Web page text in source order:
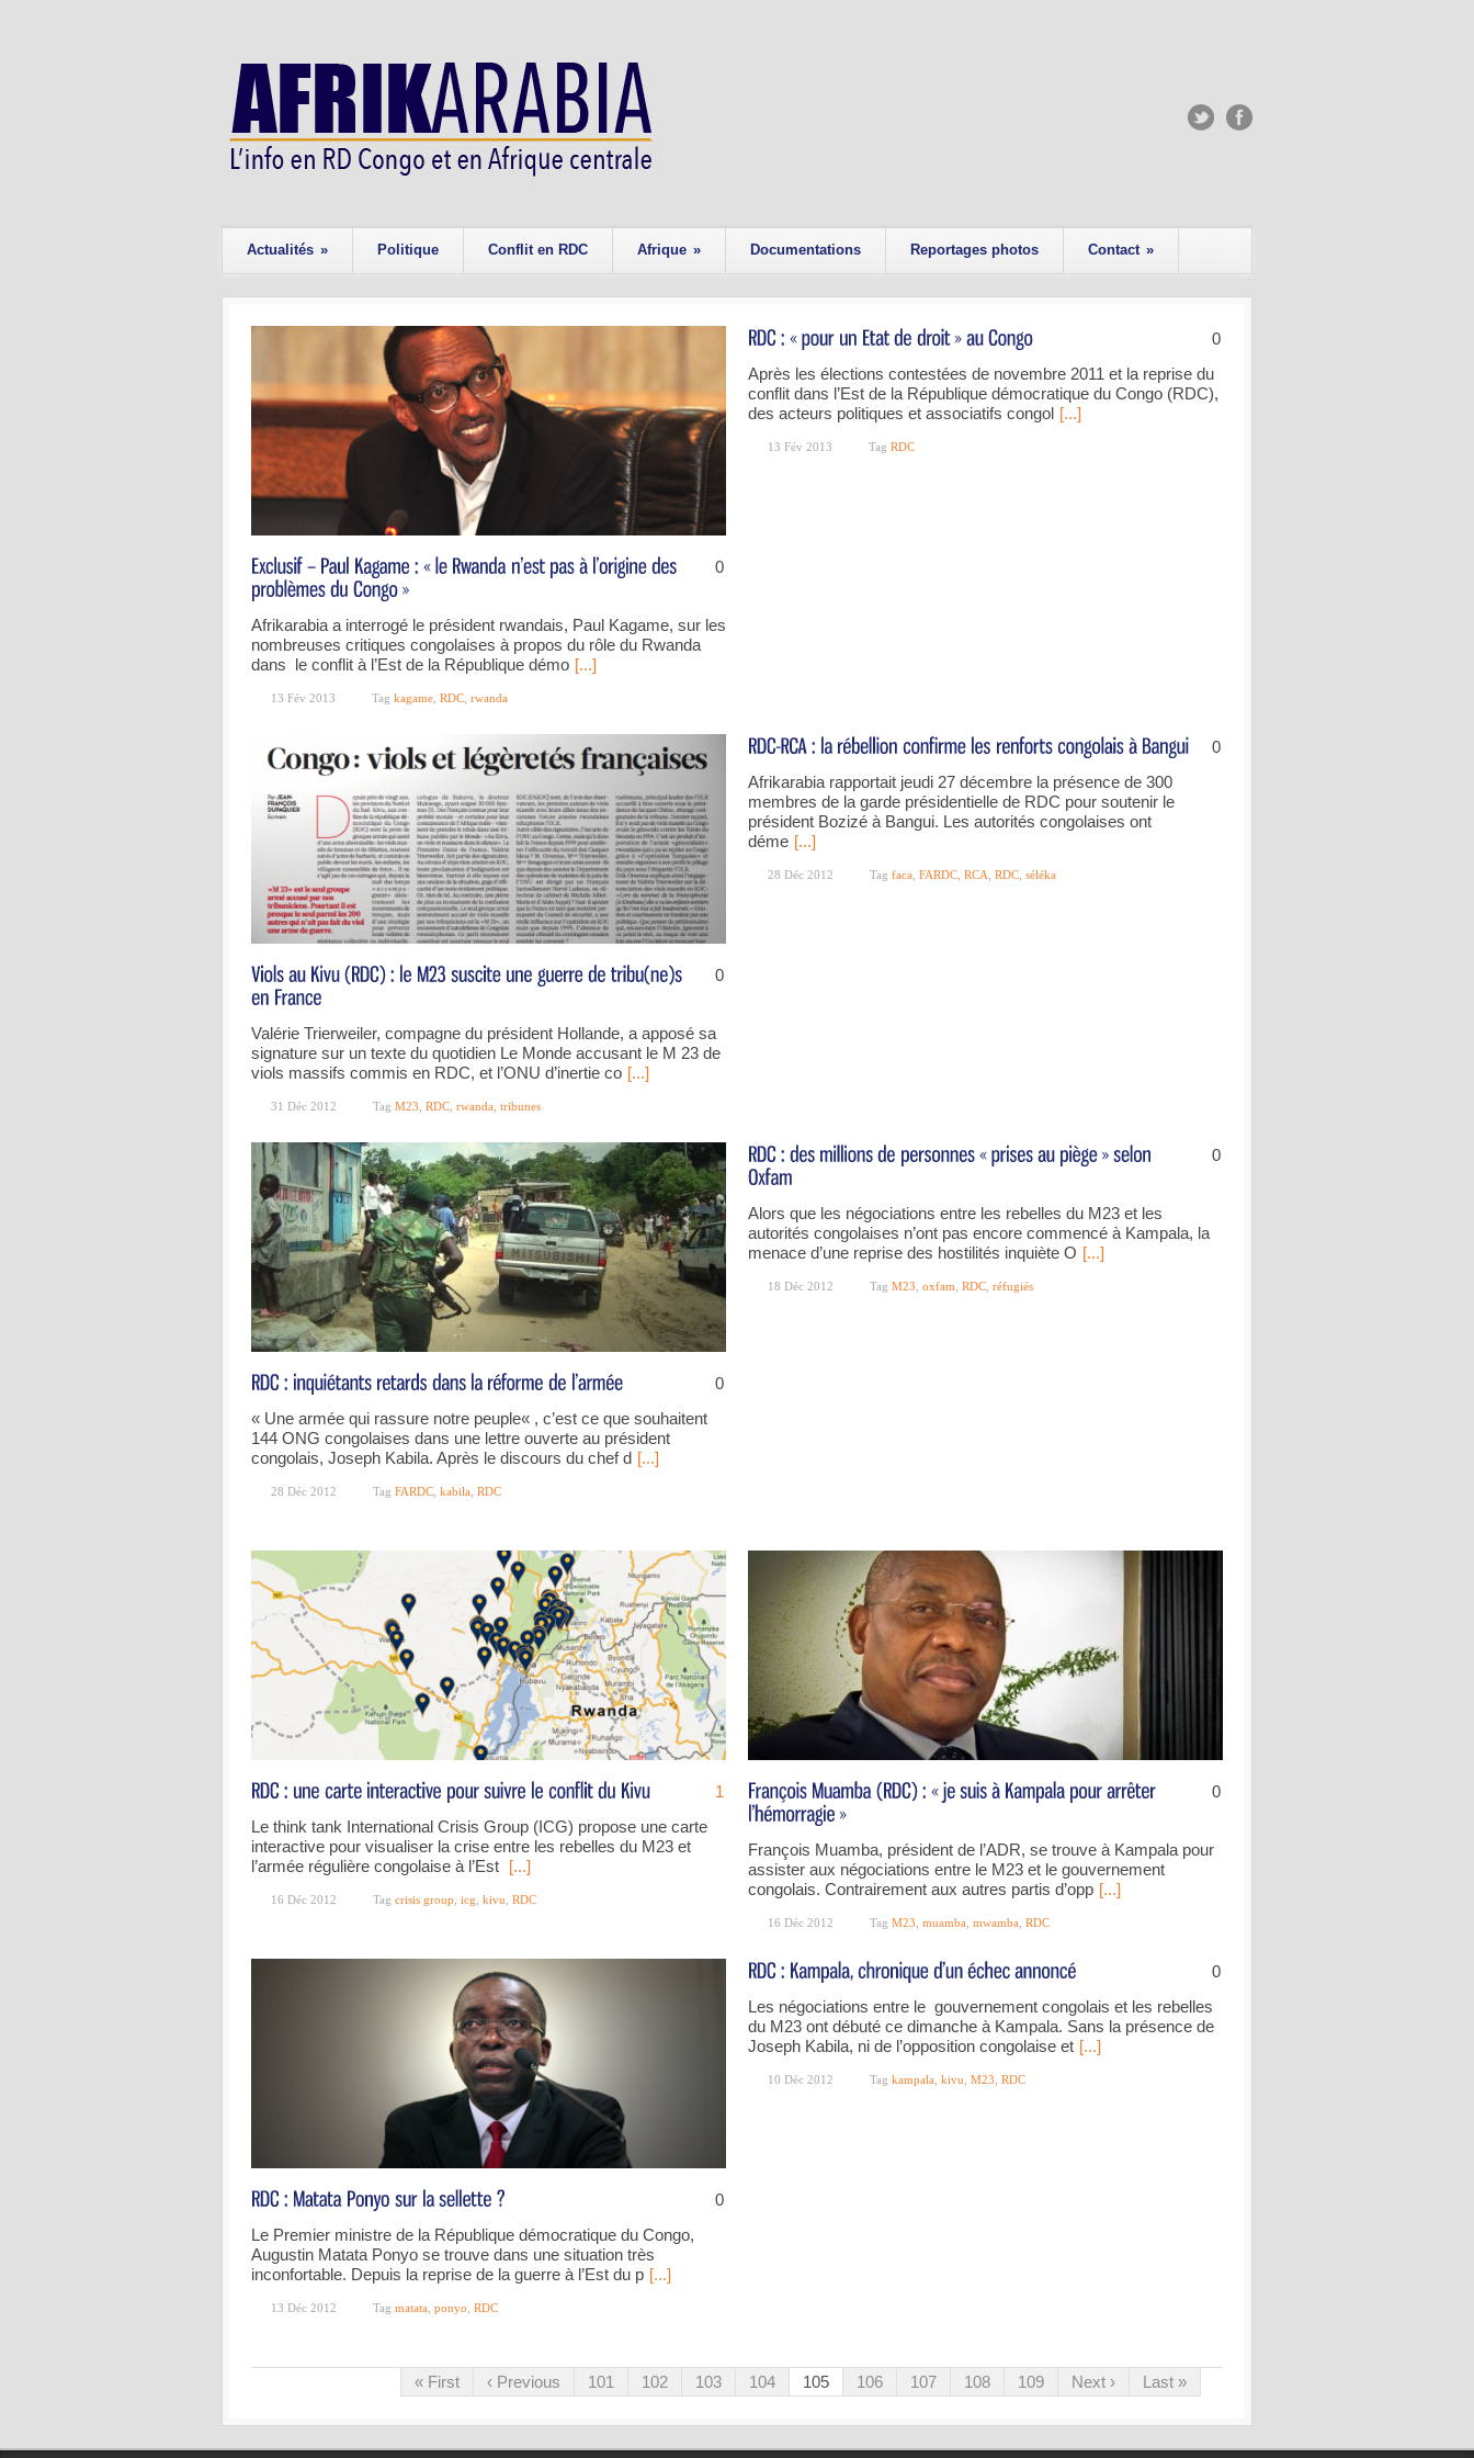
Actualités » Politique Conflit en RDC Afrique » Documentations Reportages photos Contact »
0
Afrikarabia a interrogé le président rwandais, Paul Kagame, sur les
nombreuses critiques congolaises à propos du rôle du Rwanda
dans le conflit à l’Est de la République démo [...]
13 Fév 2013 Tag kagame RDC rwanda
0
Après les élections contestées de novembre 2011 et la reprise du
conflit dans l’Est de la République démocratique du Congo (RDC),
des acteurs politiques et associatifs congol [...]
13 Fév 2013 Tag RDC
0
Valérie Trierweiler, compagne du président Hollande, a apposé sa
signature sur un texte du quotidien Le Monde accusant le M 23 de
viols massifs commis en RDC, et l’ONU d’inertie co [...]
31 Déc 2012 Tag M23 RDC rwanda tribunes
0
Afrikarabia rapportait jeudi 27 décembre la présence de 300
membres de la garde présidentielle de RDC pour soutenir le
président Bozizé à Bangui. Les autorités congolaises ont
déme [...]
28 Déc 2012 Tag faca FARDC RCA RDC séléka
0
« Une armée qui rassure notre peuple« , c’est ce que souhaitent
144 ONG congolaises dans une lettre ouverte au président
congolais, Joseph Kabila. Après le discours du chef d [...]
28 Déc 2012 Tag FARDC kabila RDC
0
Alors que les négociations entre les rebelles du M23 et les
autorités congolaises n’ont pas encore commencé à Kampala, la
menace d’une reprise des hostilités inquiète O [...]
18 Déc 2012 Tag M23 oxfam RDC réfugiés
1
Le think tank International Crisis Group (ICG) propose une carte
interactive pour visualiser la crise entre les rebelles du M23 et
l’armée régulière congolaise à l’Est [...]
16 Déc 2012 Tag crisis group icg kivu RDC
0
François Muamba, président de l’ADR, se trouve à Kampala pour
assister aux négociations entre le M23 et le gouvernement
congolais. Contrairement aux autres partis d’opp [...]
16 Déc 2012 Tag M23 muamba mwamba RDC
0
Le Premier ministre de la République démocratique du Congo,
Augustin Matata Ponyo se trouve dans une situation très
inconfortable. Depuis la reprise de la guerre à l’Est du p [...]
13 Déc 2012 Tag matata ponyo RDC
0
Les négociations entre le gouvernement congolais et les rebelles
du M23 ont débuté ce dimanche à Kampala. Sans la présence de
Joseph Kabila, ni de l’opposition congolaise et [...]
10 Déc 2012 Tag kampala kivu M23 RDC
« First ‹ Previous 101 102 103 104 105 106 107 108 109 Next › Last »